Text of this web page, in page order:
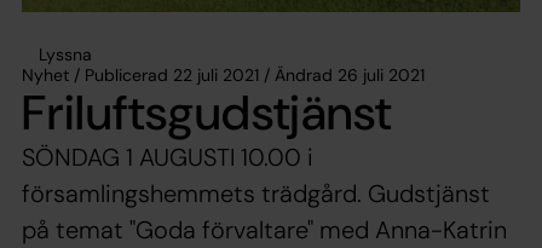
Lyssna
Nyhet / Publicerad 22 juli 2021 / Ändrad 26 juli 2021
Friluftsgudstjänst
SÖNDAG 1 AUGUSTI 10.00 i
församlingshemmets trädgård. Gudstjänst
på temat "Goda förvaltare" med Anna-Katrin